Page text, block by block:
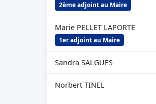
2ème adjoint au Maire
Marie PELLET LAPORTE
1er adjoint au Maire
Sandra SALGUES
Norbert TINEL